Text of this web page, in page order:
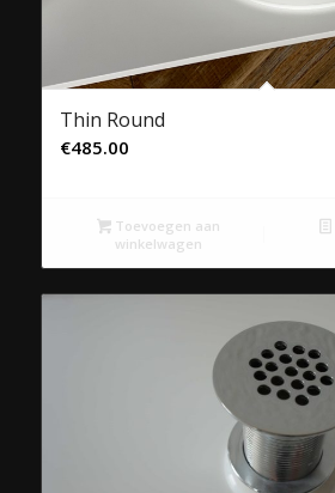
Thin Round
€485.00
Toevoegen aan
winkelwagen